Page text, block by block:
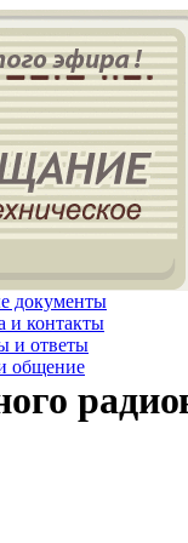
документы
и контакты
и ответы
общение